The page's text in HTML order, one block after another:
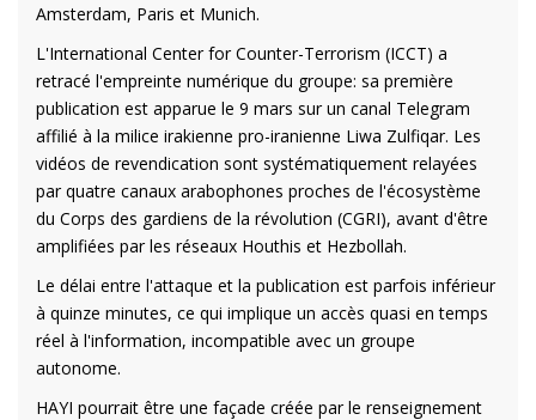
Amsterdam, Paris et Munich.
L'International Center for Counter-Terrorism (ICCT) a
retracé l'empreinte numérique du groupe: sa première
publication est apparue le 9 mars sur un canal Telegram
affilié à la milice irakienne pro-iranienne Liwa Zulfiqar. Les
vidéos de revendication sont systématiquement relayées
par quatre canaux arabophones proches de l'écosystème
du Corps des gardiens de la révolution (CGRI), avant d'être
amplifiées par les réseaux Houthis et Hezbollah.
Le délai entre l'attaque et la publication est parfois inférieur
à quinze minutes, ce qui implique un accès quasi en temps
réel à l'information, incompatible avec un groupe
autonome.
HAYI pourrait être une façade créée par le renseignement